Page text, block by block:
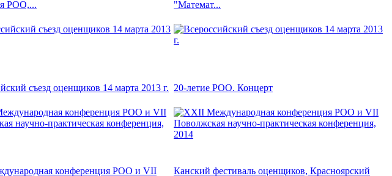
РОО,...
"Математ...
съезд оценщиков 14 марта 2013 г. 20-летие РОО. Концерт
конференция РОО и VII Канский фестиваль оценщиков, Красноярский